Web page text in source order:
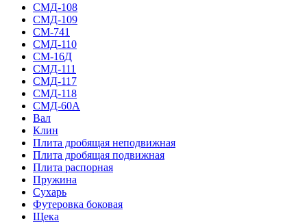
СМД-108
СМД-109
СМ-741
СМД-110
СМ-16Д
СМД-111
СМД-117
СМД-118
СМД-60А
Вал
Клин
Плита дробящая неподвижная
Плита дробящая подвижная
Плита распорная
Пружина
Сухарь
Футеровка боковая
Щека